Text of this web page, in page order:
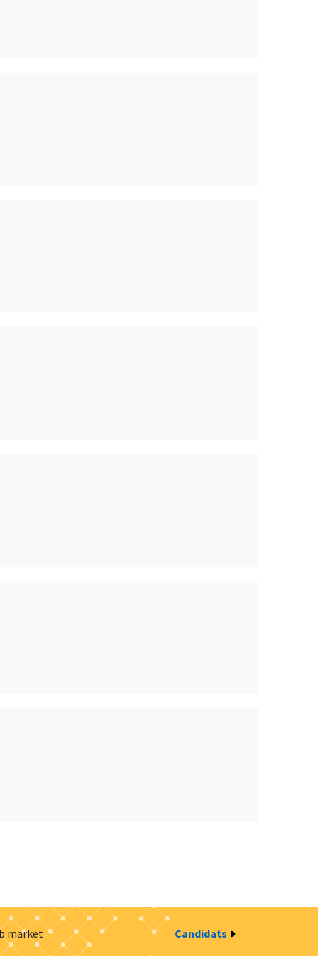
market Candidats